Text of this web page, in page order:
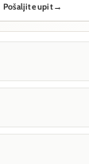
Pošaljite upit→